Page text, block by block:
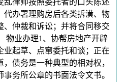
代办署理购房后各类拆潢、物
、仲裁和诉讼；并将合同移交
物业办理1、协帮房地产开辟
业起草、点窜委托和谈；正在
债务是一种典型的相对权，
务所公章的书面法令文书。